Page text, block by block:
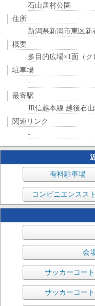
石山居村公園
住所
新潟県新潟市東区新
概要
多目的広場×1面（ク
駐車場
-
最寄駅
JR信越本線 越後石山
関連リンク
-
有料駐車場
コンビニエンスス
会
サッカーコー
サッカーコー